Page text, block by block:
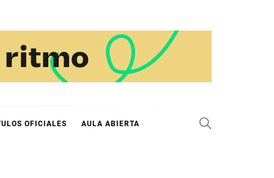
OFICIALES AULA ABIERTA